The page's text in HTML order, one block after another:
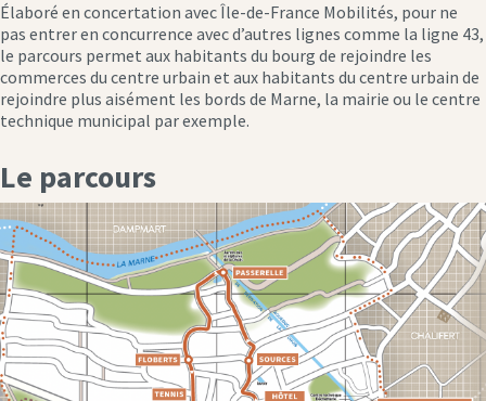
Élaboré en concertation avec Île-de-France Mobilités, pour ne
pas entrer en concurrence avec d’autres lignes comme la ligne 43,
le parcours permet aux habitants du bourg de rejoindre les
commerces du centre urbain et aux habitants du centre urbain de
rejoindre plus aisément les bords de Marne, la mairie ou le centre
technique municipal par exemple.
Le parcours